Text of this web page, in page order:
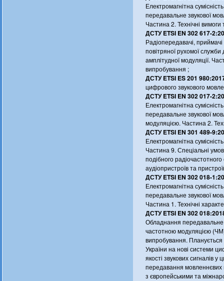
Електромагнітна
передавальне звукової
Частина 2. Технічні
ДСТУ ETSI EN 302 617-
Радіопередавачі,
повітряної рухомої
амплітудної модуляції.
випробування ;
ДСТУ ETSI ES 201
цифрового звукового
ДСТУ ETSI EN 302 017-
Електромагнітна
передавальне звукової
модуляцією. Частина 2.
ДСТУ ETSI EN 301 489-
Електромагнітна
Частина 9. Спеціальні
подібного
аудіопристроїв та
ДСТУ ETSI EN 302 018-
Електромагнітна
передавальне звукової
Частина 1. Технічні
ДСТУ ETSI EN 302
Обладнання передавальне
частотною модуляцією
випробування.
України на нові системи
якості звукових сигналів
передавання мовленнєвих
з європейськими та